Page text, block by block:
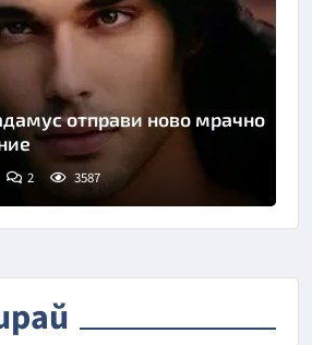
отправи ново мрачно
2 3587